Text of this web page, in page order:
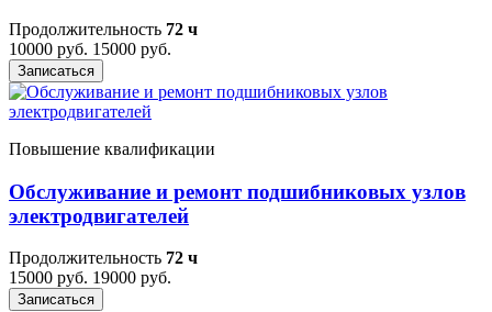
Продолжительность 72 ч
10000 руб. 15000 руб.
Записаться
Повышение квалификации
Обслуживание и ремонт подшибниковых узлов
электродвигателей
Продолжительность 72 ч
15000 руб. 19000 руб.
Записаться